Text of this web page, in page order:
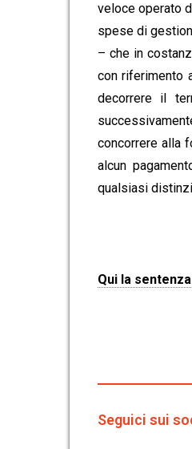
veloce operato
spese di
– che in
con riferimento
decorrere il
concorrere alla
alcun
qualsiasi
Qui la
Seguici sui